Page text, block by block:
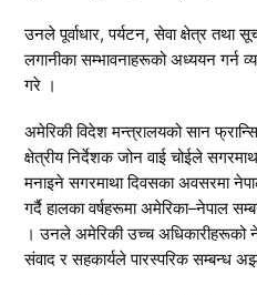
उनले पूर्वाधार, पर्यटन, सेवा क्षेत्र तथा
लगानीका सम्भावनाहरूको अध्ययन गर्न
गरे ।
अमेरिकी विदेश मन्त्रालयको सान
क्षेत्रीय निर्देशक जोन वाई चोईले
मनाइने सगरमाथा दिवसका अवसरमा
गर्दै हालका वर्षहरूमा अमेरिका–नेपाल
। उनले अमेरिकी उच्च अधिकारीहरूको
संवाद र सहकार्यले पारस्परिक सम्बन्ध